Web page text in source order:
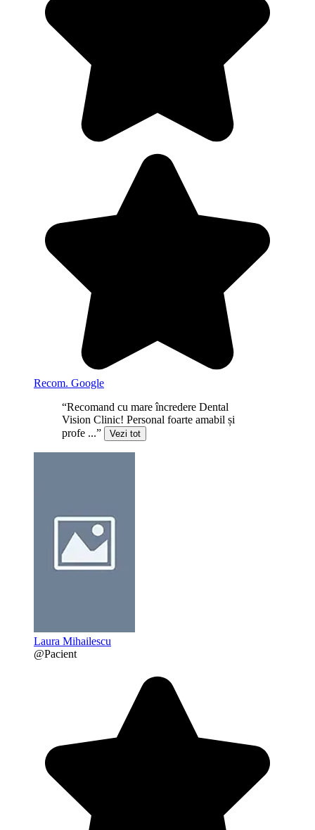
Recom. Google
“Recomand cu mare încredere Dental
Vision Clinic! Personal foarte amabil și
profe ...”
Vezi tot
Laura Mihailescu
@Pacient